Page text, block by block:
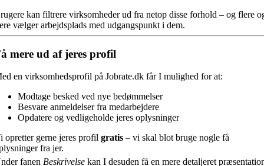
kan filtrere virksomheder ud fra netop disse forhold – og flere
vælger arbejdsplads med udgangspunkt i dem.
mere ud af jeres profil
en virksomhedsprofil på Jobrate.dk får I mulighed for at:
Modtage besked ved nye bedømmelser
Besvare anmeldelser fra medarbejdere
Opdatere og vedligeholde jeres oplysninger
opretter gerne jeres profilgratis – vi skal blot bruge nogle få
fra jer.
fanen Beskrivelse kan I desuden få en mere detaljeret